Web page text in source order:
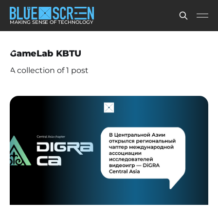
MAKING SENSE OF TECHNOLOGY
GameLab KBTU
A collection of 1 post